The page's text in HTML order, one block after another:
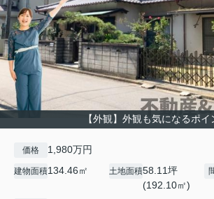
【外観】外観も気になるポイ
価格 1,980万円
建物面積134.46㎡ 土地面積58.11坪
(192.10㎡)